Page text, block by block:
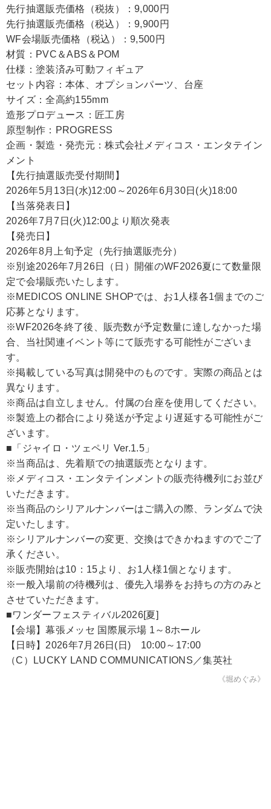
先行抽選販売価格（税抜）：9,000円
先行抽選販売価格（税込）：9,900円
WF会場販売価格（税込）：9,500円
材質：PVC＆ABS＆POM
仕様：塗装済み可動フィギュア
セット内容：本体、オプションパーツ、台座
サイズ：全高約155mm
造形プロデュース：匠工房
原型制作：PROGRESS
企画・製造・発売元：株式会社メディコス・エンタテイン
メント
【先行抽選販売受付期間】
2026年5月13日(水)12:00～2026年6月30日(火)18:00
【当落発表日】
2026年7月7日(火)12:00より順次発表
【発売日】
2026年8月上旬予定（先行抽選販売分）
※別途2026年7月26日（日）開催のWF2026夏にて数量限
定で会場販売いたします。
※MEDICOS ONLINE SHOPでは、お1人様各1個までのご
応募となります。
※WF2026冬終了後、販売数が予定数量に達しなかった場
合、当社関連イベント等にて販売する可能性がございま
す。
※掲載している写真は開発中のものです。実際の商品とは
異なります。
※商品は自立しません。付属の台座を使用してください。
※製造上の都合により発送が予定より遅延する可能性がご
ざいます。
■「ジャイロ・ツェペリ Ver.1.5」
※当商品は、先着順での抽選販売となります。
※メディコス・エンタテインメントの販売待機列にお並び
いただきます。
※当商品のシリアルナンバーはご購入の際、ランダムで決
定いたします。
※シリアルナンバーの変更、交換はできかねますのでご了
承ください。
※販売開始は10：15より、お1人様1個となります。
※一般入場前の待機列は、優先入場券をお持ちの方のみと
させていただきます。
■ワンダーフェスティバル2026[夏]
【会場】幕張メッセ 国際展示場 1～8ホール
【日時】2026年7月26日(日) 10:00～17:00
（C）LUCKY LAND COMMUNICATIONS／集英社
《堀めぐみ》